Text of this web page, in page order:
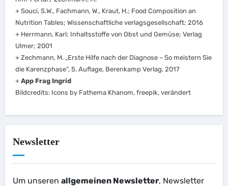
+ Souci, S.W., Fachmann, W., Kraut, H.; Food Composition an
Nutrition Tables; Wissenschaftliche verlagsgesellschaft; 2016
+ Herrmann, Karl; Inhaltsstoffe von Obst und Gemüse; Verlag
Ulmer; 2001
+ Zechmann, M. „Erste Hilfe nach der Diagnose – So meistern Sie
die Karenzphase“, 5. Auflage, Berenkamp Verlag, 2017
+ App Frag Ingrid
Bildcredits: Icons by Fathema Khanom, freepik, verändert
Newsletter
Um unseren allgemeinen Newsletter, Newsletter